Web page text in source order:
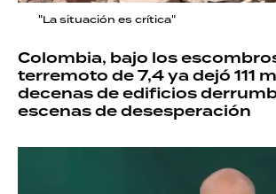
"La situación es crítica"
Colombia, bajo los
terremoto de 7,4 ya dejó 111
decenas de edificios
escenas de desesperación